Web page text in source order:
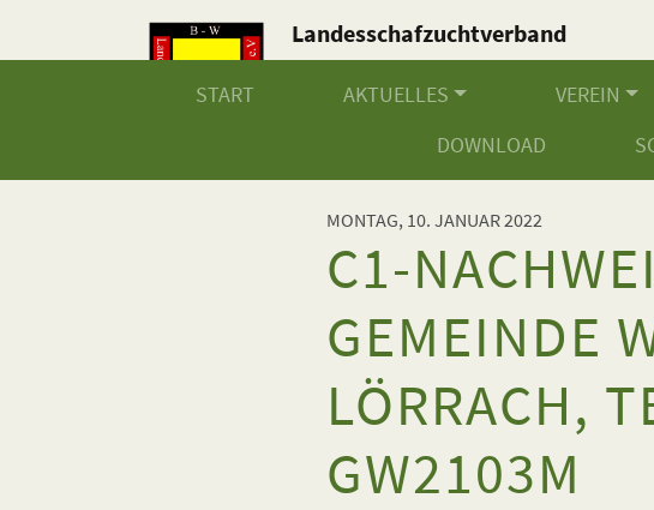
Landesschafzuchtverband
Baden-Württemberg e.V.
START AKTUELLES VEREIN
DOWNLOAD
MONTAG, 10. JANUAR 2022
C1-
GEMEINDE
LÖRRACH,
GW2103M